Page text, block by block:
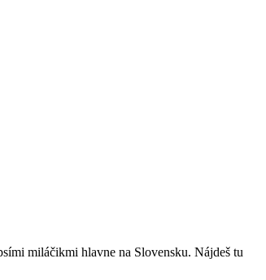
miláčikmi hlavne na Slovensku. Nájdeš tu